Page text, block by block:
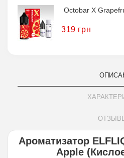
Octobar X
319 грн
Ароматизатор
Apple